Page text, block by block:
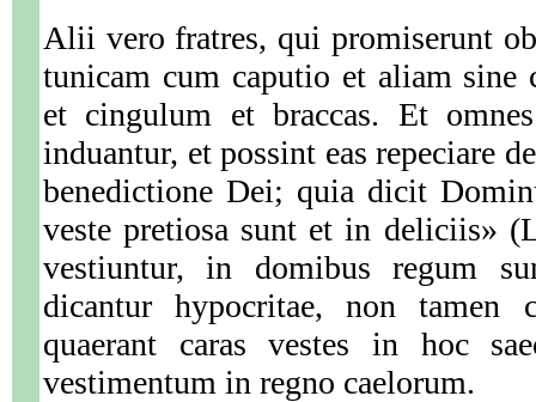
Alii vero fratres, qui promiserunt
tunicam cum caputio et aliam sine
et cingulum et braccas. Et
induantur, et possint eas repeciare
benedictione Dei; quia dicit
veste pretiosa sunt et in deliciis»
vestiuntur, in domibus regum
dicantur hypocritae, non tamen
quaerant caras vestes in hoc
vestimentum in regno caelorum.